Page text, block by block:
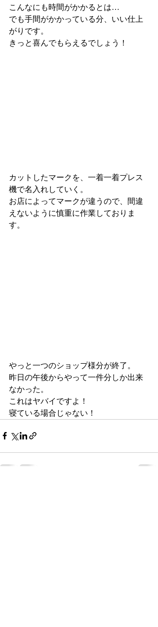
こんなにも時間がかかるとは…
でも手間がかかっている分、いい仕上
がりです。
きっと喜んでもらえるでしょう！
カットしたマークを、一着一着プレス
機で名入れしていく。
お店によってマークが違うので、間違
えないように慎重に作業しておりま
す。
やっと一つのショップ様分が終了。
昨日の午後からやって一件分しか出来
なかった。
これはヤバイですよ！
寝ている場合じゃない！